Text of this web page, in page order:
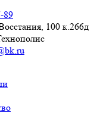
89
100 к.266д